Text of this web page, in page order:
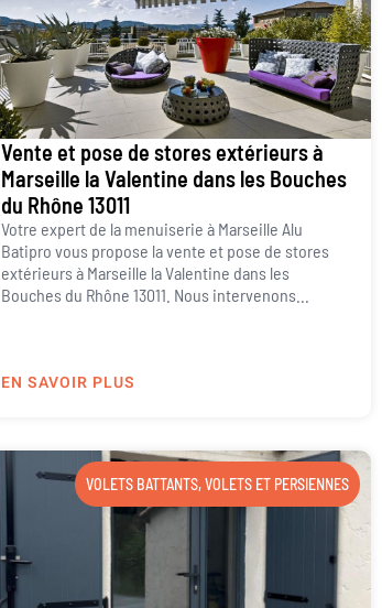
Vente et pose de stores extérieurs à
Marseille la Valentine dans les Bouches
du Rhône 13011
Votre expert de la menuiserie à Marseille Alu
Batipro vous propose la vente et pose de stores
extérieurs à Marseille la Valentine dans les
Bouches du Rhône 13011. Nous intervenons...
EN SAVOIR PLUS
VOLETS BATTANTS,VOLETS ET PERSIENNES